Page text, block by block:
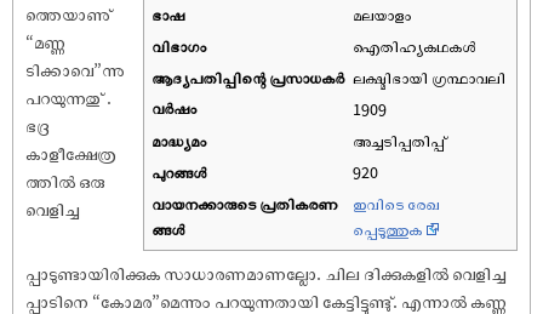
ഭാഷ
മലയാളം
വിഭാഗം
ഐതിഹ്യകഥകൾ
ആദ്യപതിപ്പിന്റെ പ്രസാധകര്‍ ലക്ഷ്മിഭായി ഗ്രന്ഥാവലി
വര്‍ഷം
1909
മാദ്ധ്യമം
അച്ചടിപ്പതിപ്പ്
പുറങ്ങള്‍
920
വായനക്കാരുടെ പ്രതികരണ
ങ്ങള്‍
ഇവിടെ രേഖ
പ്പെടുത്തുക
ത്തെയാണു്
“മണ്ണ
ടിക്കാവെ”ന്നു
പറയുന്നതു് .
ഭദ്ര
കാളീക്ഷേത്ര
ത്തിൽ ഒരു
വെളിച്ച
പ്പാടുണ്ടായിരിക്കുക സാധാരണമാണല്ലോ. ചില ദിക്കുകളിൽ വെളിച്ച
പ്പാടിനെ “കോമര”മെന്നും പറയുന്നതായി കേട്ടിട്ടുണ്ടു്. എന്നാൽ കണ്ണ